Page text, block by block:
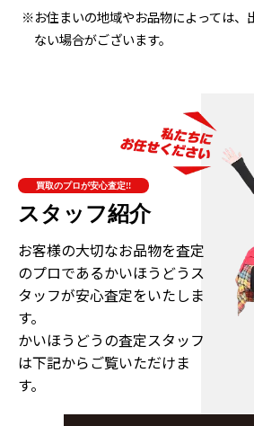
※お住まいの地域やお品物によっては、
ない場合がございます。
買取のプロが安心査定!!
スタッフ紹介
お客様の大切なお品物を査定
のプロであるかいほうどうス
タッフが安心査定をいたしま
す。
かいほうどうの査定スタッフ
は下記からご覧いただけま
す。